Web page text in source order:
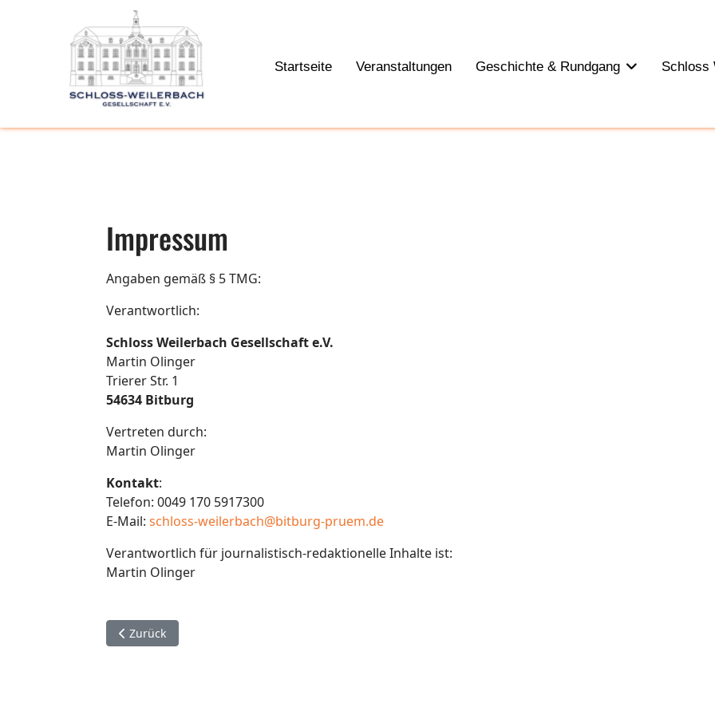
Startseite Veranstaltungen Geschichte & Rundgang Schloss
Impressum
Angaben gemäß § 5 TMG:
Verantwortlich:
Schloss Weilerbach Gesellschaft e.V.
Martin Olinger
Trierer Str. 1
54634 Bitburg
Vertreten durch:
Martin Olinger
Kontakt:
Telefon: 0049 170 5917300
E-Mail: schloss-weilerbach@bitburg-pruem.de
Verantwortlich für journalistisch-redaktionelle Inhalte ist:
Martin Olinger
Vorheriger Beitrag: Datenschutzerklärung
Zurück